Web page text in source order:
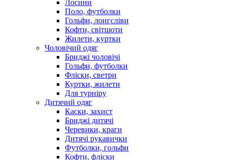
Лосини
Поло, футболки
Гольфи, лонгсліви
Кофти, світшоти
Жилети, куртки
Чоловічий одяг
Бриджі чоловічі
Гольфи, футболки
Фліски, светри
Куртки, жилети
Для турніру
Дитячий одяг
Каски, захист
Бриджі дитячі
Черевики, краги
Дитячі рукавички
Футболки, гольфи
Кофти, фліски